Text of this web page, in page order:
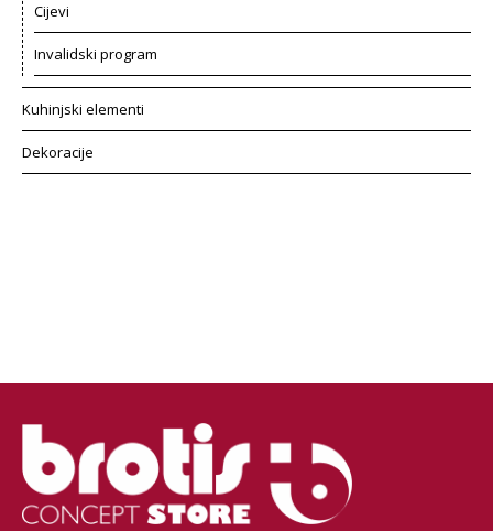
Cijevi
Invalidski program
Kuhinjski elementi
Dekoracije